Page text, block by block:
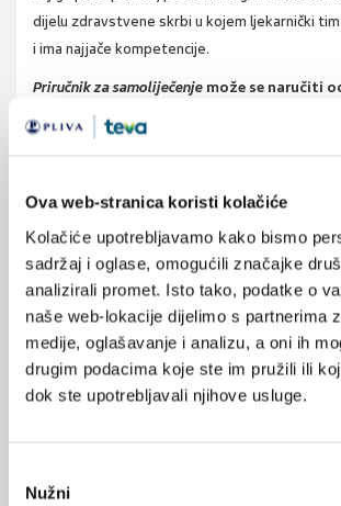
Ova web-stranica koristi kolačiće
Kolačiće upotrebljavamo kako bismo
sadržaj i oglase, omogućili značajke
analizirali promet. Isto tako, podatke o
naše web-lokacije dijelimo s partnerima
medije, oglašavanje i analizu, a oni ih
drugim podacima koje ste im pružili ili
dok ste upotrebljavali njihove usluge.
pristanka
Nužni
dijelu zdravstvene skrbi u kojem ljekarnički tim
i ima najjače kompetencije.
Priručnik za samoliječenje može se naručiti
ljekarničke komore. Za narudžbu treba
narudžbenicu i poslati je na e-mail adresu
Hrvatska ljekranička komora, www.hljk.hr
samoliječenje ljekarnik
ljekarna ljekarnička skrb
farmaceutska skrb